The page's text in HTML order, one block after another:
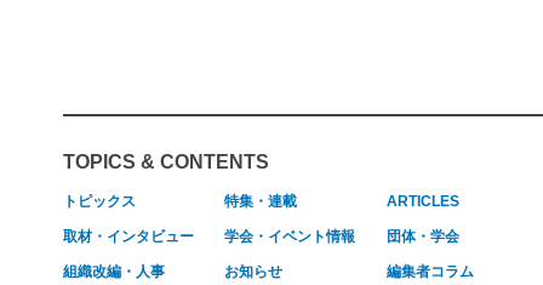
TOPICS & CONTENTS
トピックス 特集・連載 ARTICLES
取材・インタビュー 学会・イベント情報 団体・学会
組織改編・人事 お知らせ 編集者コラム